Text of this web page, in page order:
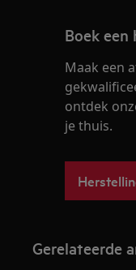
Boek
Maak een
ontdek
je thuis.
Gerelateerde